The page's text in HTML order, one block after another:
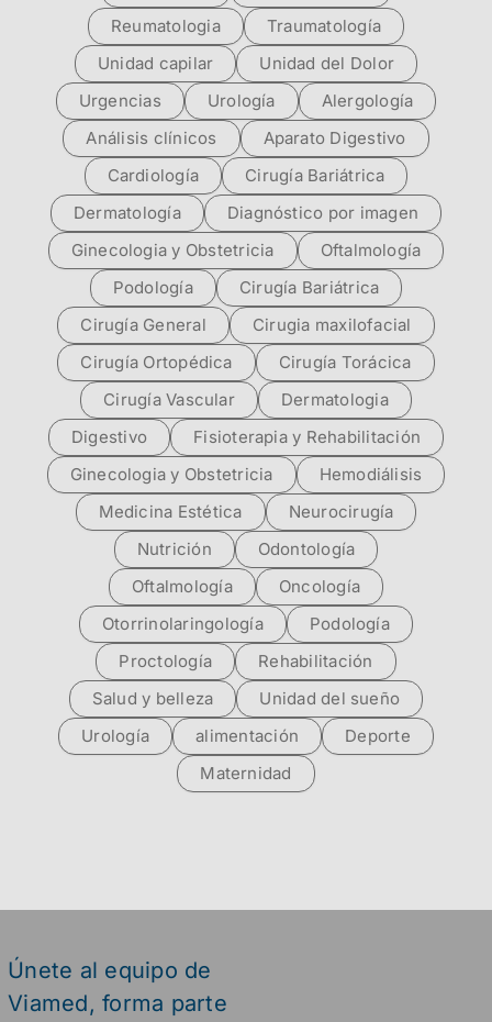
Reumatologia
Traumatología
Unidad capilar
Unidad del Dolor
Urgencias
Urología
Alergología
Análisis clínicos
Aparato Digestivo
Cardiología
Cirugía Bariátrica
Dermatología
Diagnóstico por imagen
Ginecologia y Obstetricia
Oftalmología
Podología
Cirugía Bariátrica
Cirugía General
Cirugia maxilofacial
Cirugía Ortopédica
Cirugía Torácica
Cirugía Vascular
Dermatologia
Digestivo
Fisioterapia y Rehabilitación
Ginecologia y Obstetricia
Hemodiálisis
Medicina Estética
Neurocirugía
Nutrición
Odontología
Oftalmología
Oncología
Otorrinolaringología
Podología
Proctología
Rehabilitación
Salud y belleza
Unidad del sueño
Urología
alimentación
Deporte
Maternidad
Únete al equipo de
Viamed, forma parte